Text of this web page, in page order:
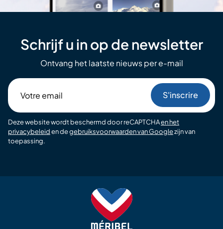
Schrijf u in op de newsletter
Ontvang het laatste nieuws per e-mail
email
Deze website wordt beschermd door reCAPTCHAen het
privacybeleiden degebruiksvoorwaarden van Googlezijn van
toepassing.